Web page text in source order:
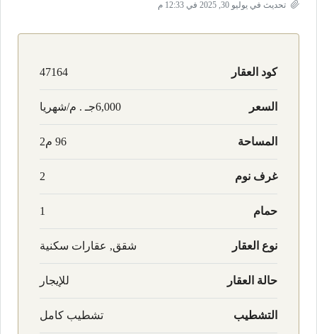
تحديث في يوليو 30, 2025 في 12:33 م
كود العقار 47164
السعر 6,000جـ . م/شهريا
المساحة 96 م2
غرف نوم 2
حمام 1
نوع العقار شقق, عقارات سكنية
حالة العقار للإيجار
التشطيب تشطيب كامل